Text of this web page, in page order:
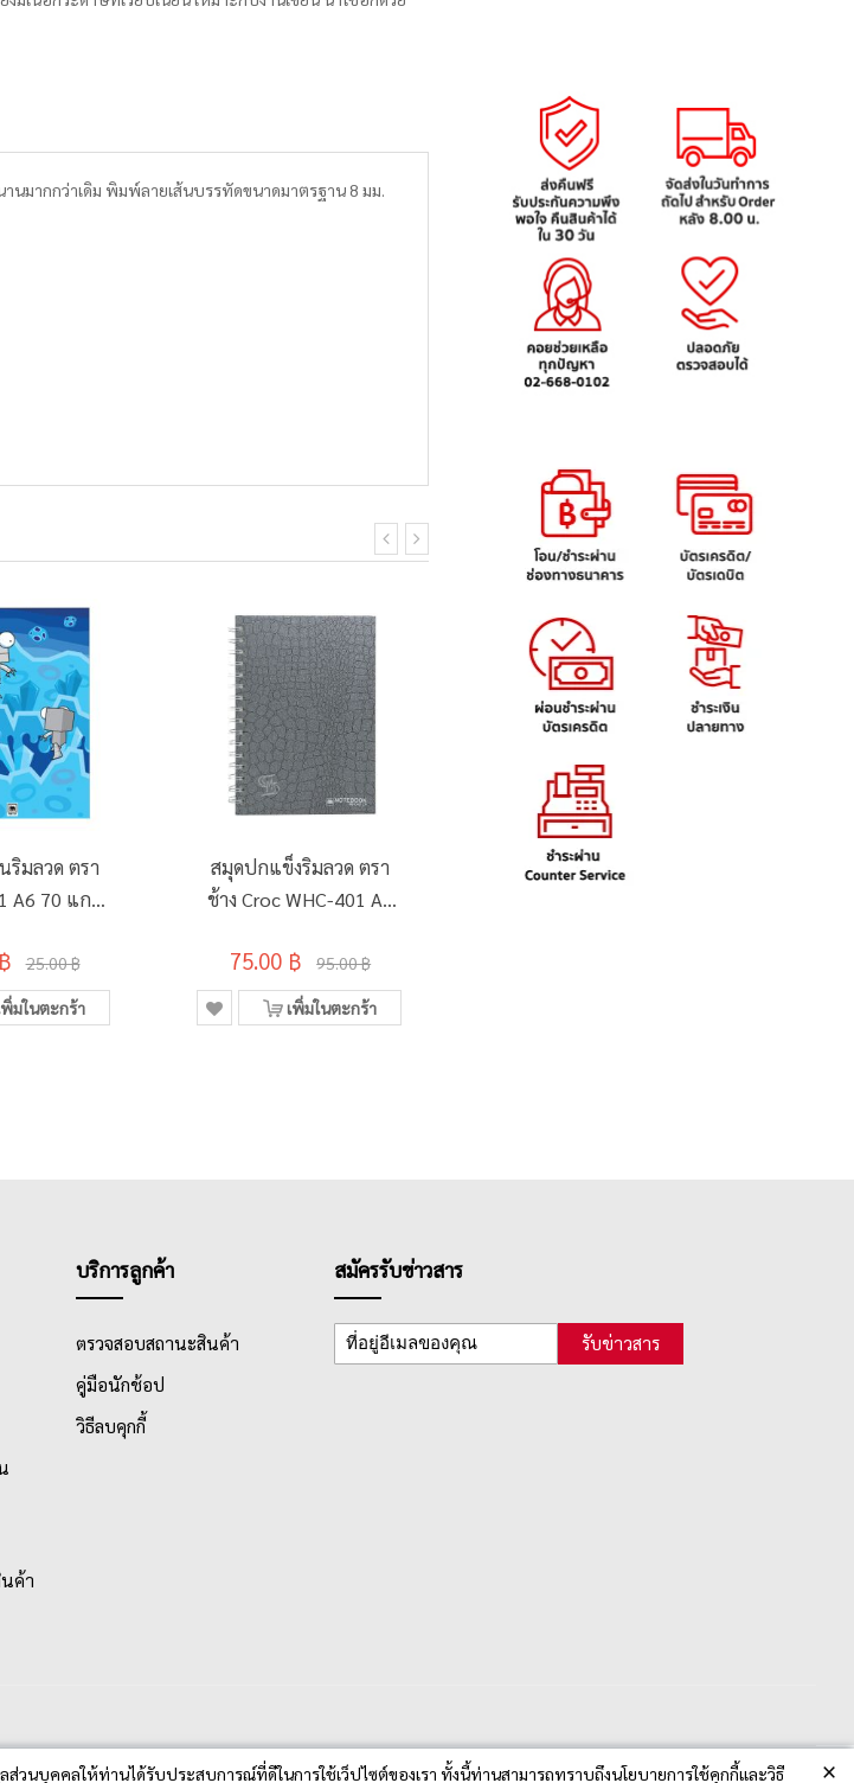
นบุคคลให้ท่านได้รับประสบการณ์ที่ดีในการใช้เว็ปไซต์ของเรา ทั้งนี้ท่านสามารถทราบถึงนโยบายการใช้คุกกี้และวิธี ×
นมากกว่าเดิม พิมพ์ลายเส้นบรรทัดขนาดมาตรฐาน 8 มม.
ริมลวด ตรา
A6 70 แกรม
25.00 ฿
พิ่มในตะกร้า
สมุดปกแข็งริมลวด ตรา
ช้าง Croc WHC-401 A5
75.00 ฿ 95.00 ฿
เพิ่มในตะกร้า
สมุดปกแข็งริมลวด ไร้เส้น
ค้า
บริการลูกค้า
ตรวจสอบสถานะสินค้า
คู่มือนักช้อป
วิธีลบคุกกี้
สมัครรับข่าวสาร
รับข่าวสาร